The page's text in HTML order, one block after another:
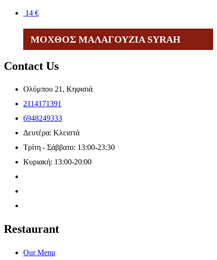
14 €
ΜΟΧΘΟΣ ΜΑΛΑΓΟΥΖΙΑ SYRAH
Contact Us
Ολύμπου 21, Κηφισιά
2114171391
6948249333
Δευτέρα: Κλειστά
Τρίτη - Σάββατο: 13:00-23:30
Κυριακή: 13:00-20:00
Restaurant
Our Menu